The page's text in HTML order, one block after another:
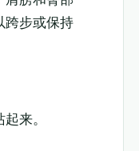
跨步或保持
来。